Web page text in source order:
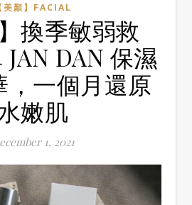
美顏】FACIAL
換季敏弱救
DAN 保濕
，一個月還原
嫩肌
1, 2021